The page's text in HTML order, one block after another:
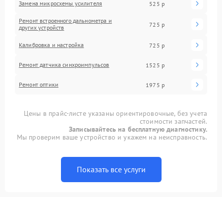
Замена микросхемы усилителя 525 р
Ремонт встроенного дальнометра и
других устройств
725 р
Калибровка и настройка 725 р
Ремонт датчика синхроимпульсов 1525 р
Ремонт оптики 1975 р
Цены в прайс-листе указаны ориентировочные, без учета
стоимости запчастей.
Записывайтесь на бесплатную диагностику.
Мы проверим ваше устройство и укажем на неисправность.
Показать все услуги